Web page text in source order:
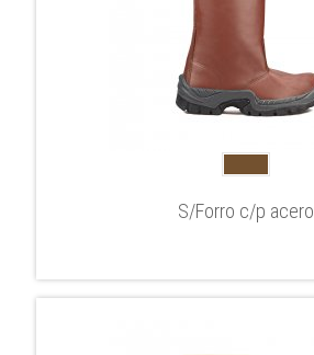
S/Forro c/p acero